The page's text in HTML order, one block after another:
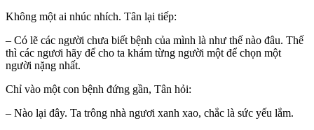
Không một ai nhúc nhích. Tân lại tiếp:
– Có lẽ các người chưa biết bệnh của mình là như thế nào đâu. Thế
thì các ngươi hãy để cho ta khám từng người một để chọn một
người nặng nhất.
Chỉ vào một con bệnh đứng gần, Tân hỏi:
– Nào lại đây. Ta trông nhà ngươi xanh xao, chắc là sức yếu lắm.